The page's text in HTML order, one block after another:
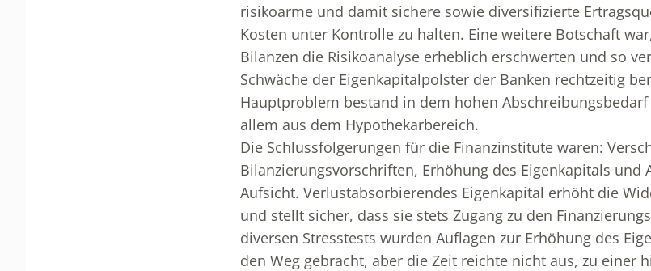
risikoarme und damit sichere sowie diversifizierte
Kosten unter Kontrolle zu halten. Eine weitere Botschaft
Bilanzen die Risikoanalyse erheblich erschwerten und so
Schwäche der Eigenkapitalpolster der Banken rechtzeitig
Hauptproblem bestand in dem hohen
allem aus dem Hypothekarbereich.
Die Schlussfolgerungen für die Finanzinstitute waren:
Bilanzierungsvorschriften, Erhöhung des Eigenkapitals und
Aufsicht. Verlustabsorbierendes Eigenkapital erhöht die
und stellt sicher, dass sie stets Zugang zu den
diversen Stresstests wurden Auflagen zur Erhöhung des
den Weg gebracht, aber die Zeit reichte nicht aus, zu einer